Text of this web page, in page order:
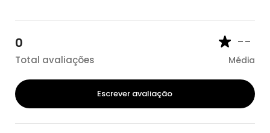
0
Total avaliações
--
Média
Escrever avaliação